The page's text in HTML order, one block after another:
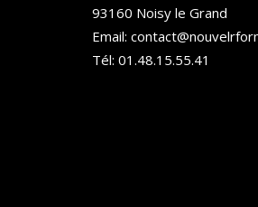
93160 Noisy le Grand
Email:
Tél: 01.48.15.55.41